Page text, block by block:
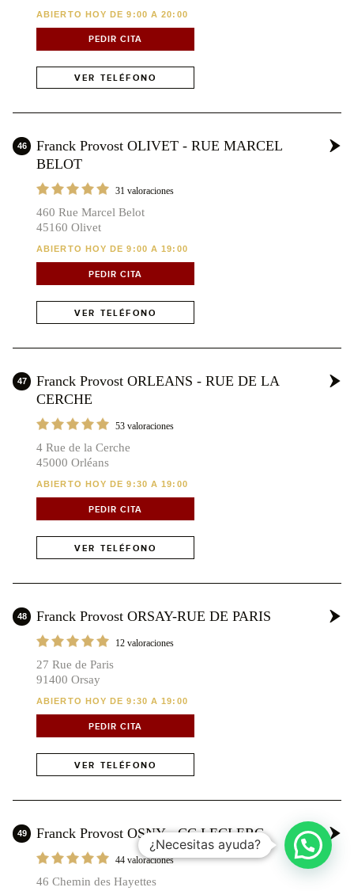
Leaflet
ABIERTO HOY DE 9:00 A 20:00
PEDIR CITA
VER TELÉFONO
46
Franck Provost OLIVET - RUE MARCEL
BELOT
31 valoraciones
460 Rue Marcel Belot
45160 Olivet
ABIERTO HOY DE 9:00 A 19:00
PEDIR CITA
VER TELÉFONO
47
Franck Provost ORLEANS - RUE DE LA
CERCHE
53 valoraciones
4 Rue de la Cerche
45000 Orléans
ABIERTO HOY DE 9:30 A 19:00
PEDIR CITA
VER TELÉFONO
48 Franck Provost ORSAY-RUE DE PARIS
12 valoraciones
27 Rue de Paris
91400 Orsay
ABIERTO HOY DE 9:30 A 19:00
PEDIR CITA
VER TELÉFONO
49 Franck Provost OSNY - CC LECLERC
44 valoraciones
46 Chemin des Hayettes
¿Necesitas ayuda?